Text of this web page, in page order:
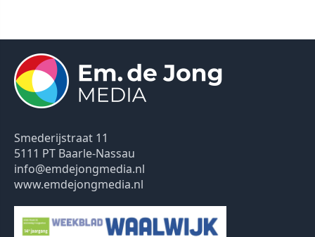
Smederijstraat 11
5111 PT Baarle-Nassau
info@emdejongmedia.nl
www.emdejongmedia.nl